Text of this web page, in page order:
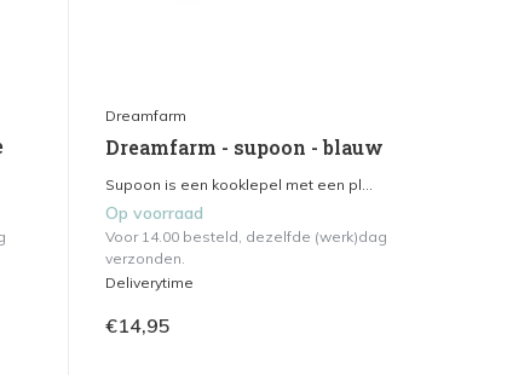
Dreamfarm
Dreamfarm - supoon - blauw
Supoon is een kooklepel met een pl...
Op voorraad
Voor 14.00 besteld, dezelfde (werk)dag
verzonden.
Deliverytime
€14,95